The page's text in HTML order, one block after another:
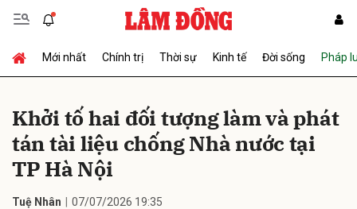
Mới nhất Chính trị Thời sự Kinh tế Đời sống Pháp
Khởi tố hai đối tượng làm và phát
tán tài liệu chống Nhà nước tại
TP Hà Nội
Tuệ Nhân 07/07/2026 19:35
Gửi bình luận